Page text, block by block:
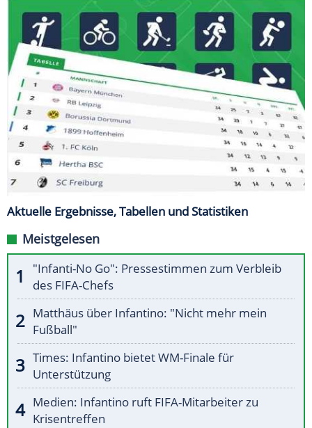
Aktuelle Ergebnisse, Tabellen und Statistiken
Meistgelesen
"Infanti-No Go": Pressestimmen zum Verbleib
des FIFA-Chefs
Matthäus über Infantino: "Nicht mehr mein
Fußball"
Times: Infantino bietet WM-Finale für
Unterstützung
Medien: Infantino ruft FIFA-Mitarbeiter zu
Krisentreffen